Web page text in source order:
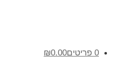
0 פריטים ₪0.00